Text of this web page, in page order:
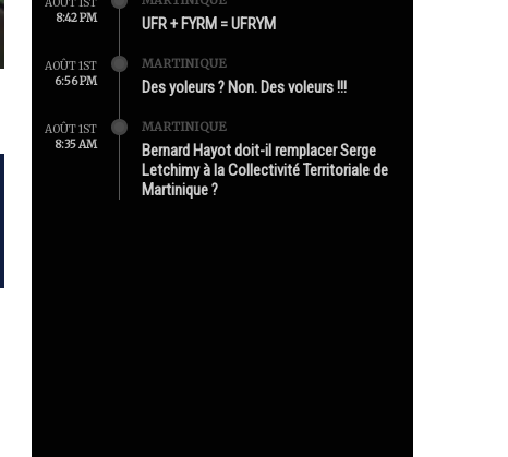
8:42 PM
UFR + FYRM = UFRYM
AOÛT 1ST
6:56 PM
MARTINIQUE
Des yoleurs ? Non. Des voleurs !!!
AOÛT 1ST
8:35 AM
MARTINIQUE
Bernard Hayot doit-il remplacer Serge
Letchimy à la Collectivité Territoriale de
Martinique ?